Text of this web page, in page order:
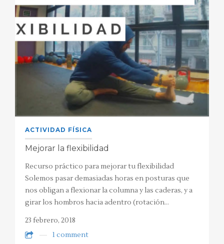
ACTIVIDAD FÍSICA
Mejorar la flexibilidad
Recurso práctico para mejorar tu flexibilidad
Solemos pasar demasiadas horas en posturas que
nos obligan a flexionar la columna y las caderas, y a
girar los hombros hacia adentro (rotación…
23 febrero, 2018
1 comment